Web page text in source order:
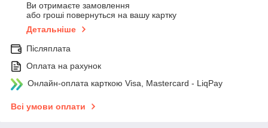
Ви отримаєте замовлення
або гроші повернуться на вашу картку
Детальніше
Післяплата
Оплата на рахунок
Онлайн-оплата карткою Visa, Mastercard - LiqPay
Всі умови оплати